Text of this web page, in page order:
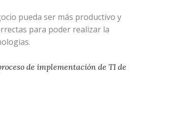
pueda ser más productivo y
para poder realizar la
de implementación de TI de